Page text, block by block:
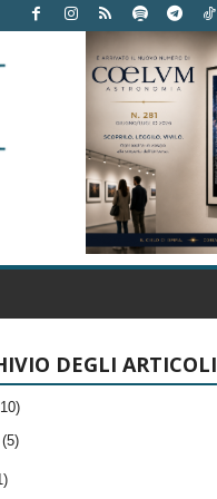
DEGLI ARTICOLI